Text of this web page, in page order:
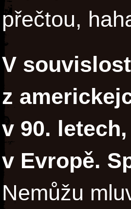
přečtou,
V
z
v 90.
v Evropě.
Nemůžu